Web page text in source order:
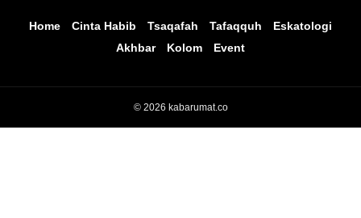
Home Cinta Habib Tsaqafah Tafaqquh
Eskatologi
Akhbar
Kolom Event
© 2026 kabarumat.co